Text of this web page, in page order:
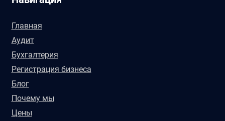
Главная
Аудит
Бухгалтерия
Регистрация бизнеса
Блог
Почему мы
Цены